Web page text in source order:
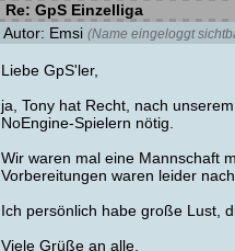
Re: GpS Einzelliga
Autor: Emsi (Name eingeloggt
Liebe GpS'ler,
ja, Tony hat Recht, nach
NoEngine-Spielern nötig.
Wir waren mal eine Mannschaft
Vorbereitungen waren leider
Ich persönlich habe große Lust,
Viele Grüße an alle,